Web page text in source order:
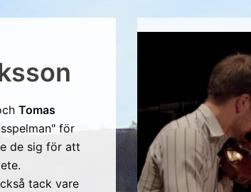
Tomas
för
de sig för att
tack vare